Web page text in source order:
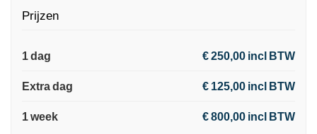
Prijzen
1 dag € 250,00 incl BTW
Extra dag € 125,00 incl BTW
1 week € 800,00 incl BTW